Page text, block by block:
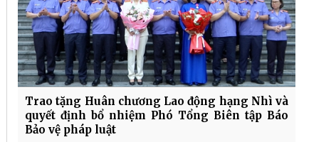
Trao tặng Huân chương Lao động hạng Nhì và
quyết định bổ nhiệm Phó Tổng Biên tập Báo
Bảo vệ pháp luật